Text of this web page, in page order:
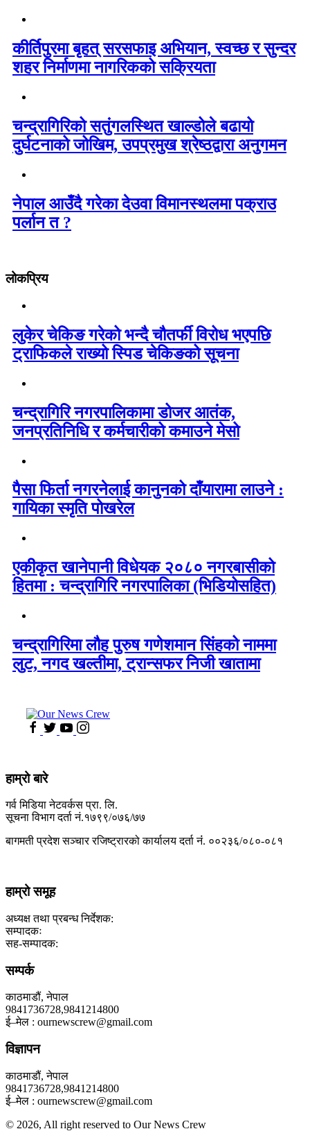
कीर्तिपुरमा बृहत् सरसफाइ अभियान, स्वच्छ र सुन्दर
शहर निर्माणमा नागरिकको सक्रियता
चन्द्रागिरिको सतुंगलस्थित खाल्डोले बढायो
दुर्घटनाको जोखिम, उपप्रमुख श्रेष्ठद्वारा अनुगमन
नेपाल आउँदै गरेका देउवा विमानस्थलमा पक्राउ
पर्लान त ?
लोकप्रिय
लुकेर चेकिङ गरेको भन्दै चौतर्फी विरोध भएपछि
ट्राफिकले राख्यो स्पिड चेकिङको सूचना
चन्द्रागिरि नगरपालिकामा डोजर आतंक,
जनप्रतिनिधि र कर्मचारीको कमाउने मेसो
पैसा फिर्ता नगरनेलाई कानुनको दाँयारामा लाउने :
गायिका स्‍मृति पोखरेल
एकीकृत खानेपानी विधेयक २०८० नगरबासीको
हितमा : चन्द्रागिरि नगरपालिका (भिडियोसहित)
चन्द्रागिरिमा लौह पुरुष गणेशमान सिंहको नाममा
लुट, नगद खल्तीमा, ट्रान्सफर निजी खातामा
हाम्रो बारे
गर्व मिडिया नेटवर्कस प्रा. लि.
सूचना विभाग दर्ता नं.१७९९/०७६/७७
बागमती प्रदेश सञ्चार रजिष्ट्रारको कार्यालय दर्ता नंं. ००२३६/०८०-०८१
हाम्रो समूह
अध्यक्ष तथा प्रबन्ध निर्देशक:
सम्पादकः
सह-सम्पादक:
सम्पर्क
काठमाडौं, नेपाल
9841736728,9841214800
ई–मेल : ournewscrew@gmail.com
विज्ञापन
काठमाडौं, नेपाल
9841736728,9841214800
ई–मेल : ournewscrew@gmail.com
© 2026, All right reserved to Our News Crew